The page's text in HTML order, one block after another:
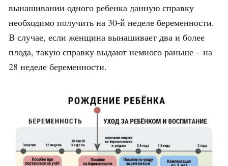
вынашивании одного ребенка данную справку
необходимо получить на 30-й неделе беременности.
В случае, если женщина вынашивает два и более
плода, такую справку выдают немного раньше – на
28 неделе беременности.